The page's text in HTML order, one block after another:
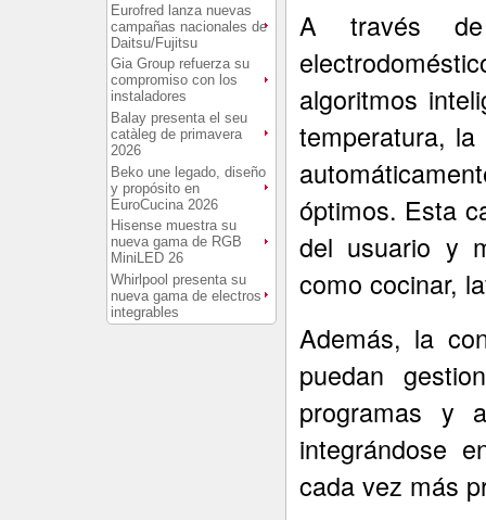
Eurofred lanza nuevas
campañas nacionales de
Daitsu/Fujitsu
Gia Group refuerza su
compromiso con los
instaladores
Balay presenta el seu
catàleg de primavera
2026
Beko une legado, diseño
y propósito en
EuroCucina 2026
Hisense muestra su
nueva gama de RGB
MiniLED 26
Whirlpool presenta su
nueva gama de electros
integrables
A través
algoritmos
temperatura,
óptimos. Esta
del usuario y
como cocinar,
Además, la
puedan
programas y
integrándose
cada vez más